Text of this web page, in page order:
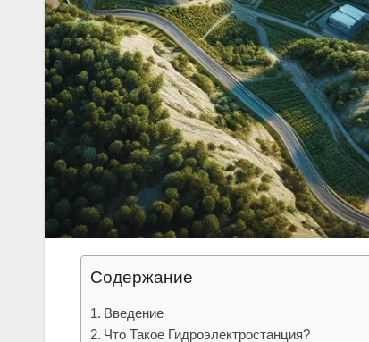
Содержание
Введение
Что Такое Гидроэлектростанция?